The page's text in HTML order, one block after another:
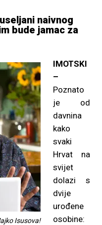
naivnog
bude jamac za
Isusova!
IMOTSKI
–
Poznato
je od
davnina
kako
svaki
Hrvat na
svijet
dolazi s
dvije
urođene
osobine: